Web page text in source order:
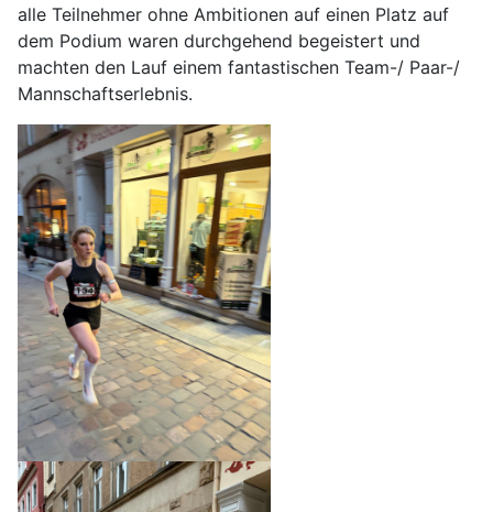
alle Teilnehmer ohne Ambitionen auf einen Platz auf
dem Podium waren durchgehend begeistert und
machten den Lauf einem fantastischen Team-/ Paar-/
Mannschaftserlebnis.